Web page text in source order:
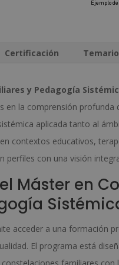
Doble
-
Certificación Temario
y Pedagogía
en la comprensión
aplicada tanto al
contextos educativos,
perfiles con una visión
Máster en
acceder a una formación
El programa está